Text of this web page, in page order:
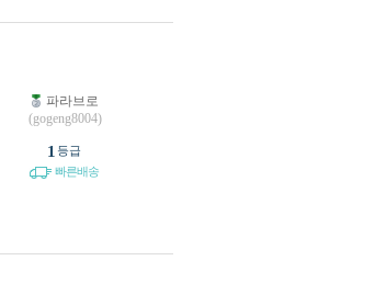
파라브로
(gogeng8004)
1 등급
빠른배송